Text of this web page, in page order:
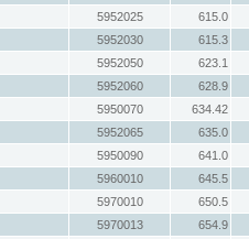
5952025
615.0
5952030
615.3
5952050
623.1
5952060
628.9
5950070
634.42
5952065
635.0
5950090
641.0
5960010
645.5
5970010
650.5
5970013
654.9